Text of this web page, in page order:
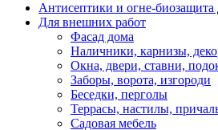
Антисептики и огне-биозащита
Для внешних работ
Фасад дома
Наличники, карнизы,
Окна, двери, ставни,
Заборы, ворота, изгороди
Беседки, перголы
Террасы, настилы,
Садовая мебель